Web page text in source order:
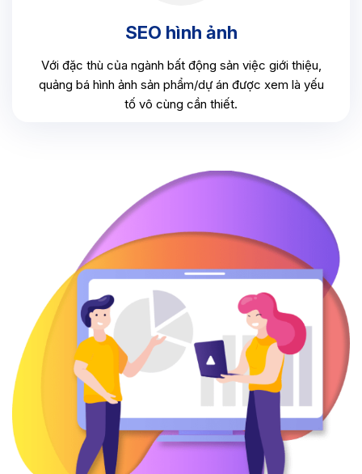
SEO hình ảnh
Với đặc thù của ngành bất động sản việc giới thiệu,
quảng bá hình ảnh sản phẩm/dự án được xem là yếu
tố vô cùng cần thiết.